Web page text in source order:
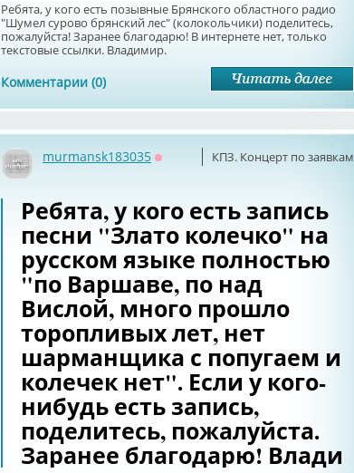
Ребята, у кого есть позывные Брянского областного радио
"Шумел сурово брянский лес" (колокольчики) поделитесь,
пожалуйста! Заранее благодарю! В интернете нет, только
текстовые ссылки. Владимир.
Комментарии (0)
КПЗ. Концерт по заявкам
murmansk183035
Оффлайн
Ребята, у кого есть запись
песни "Злато колечко" на
русском языке полностью
"по Варшаве, по над
Вислой, много прошло
торопливых лет, нет
шарманщика с попугаем и
колечек нет". Если у кого-
нибудь есть запись,
поделитесь, пожалуйста.
Заранее благодарю! Влади